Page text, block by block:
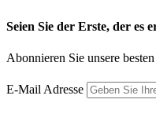
Seien Sie der Erste, der es
Abonnieren Sie unsere
E-Mail Adresse